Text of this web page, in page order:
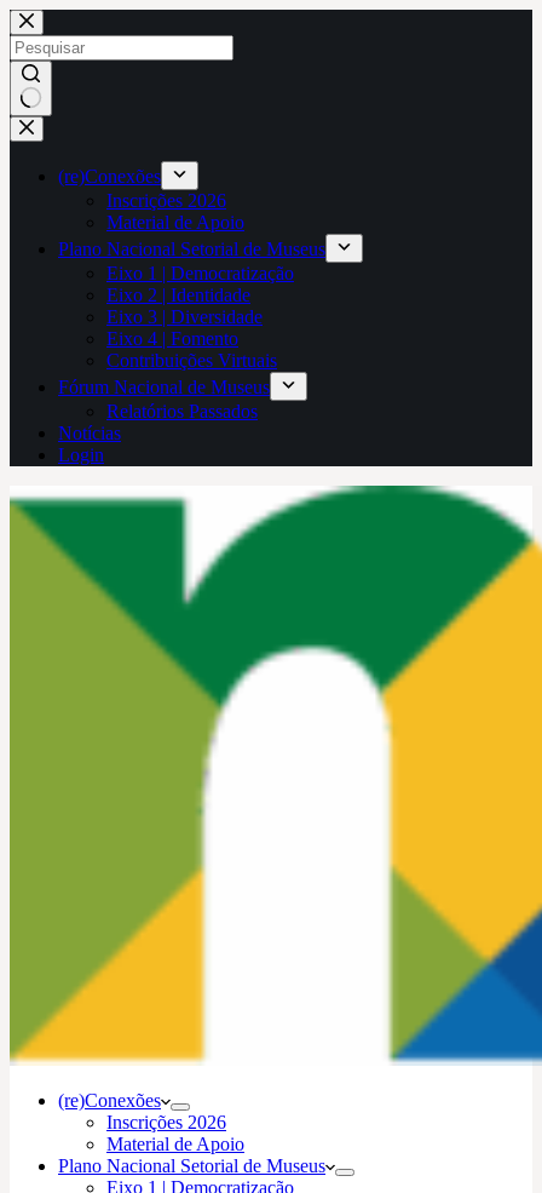
Pular
para
o
conteúdo
Sem
resultados
(re)Conexões
Inscrições 2026
Material de Apoio
Plano Nacional Setorial de Museus
Eixo 1 | Democratização
Eixo 2 | Identidade
Eixo 3 | Diversidade
Eixo 4 | Fomento
Contribuições Virtuais
Fórum Nacional de Museus
Relatórios Passados
Notícias
Login
(re)Conexões
Inscrições 2026
Material de Apoio
Plano Nacional Setorial de Museus
Eixo 1 | Democratização